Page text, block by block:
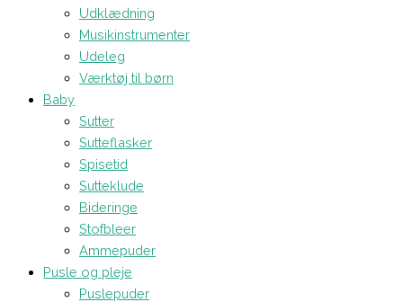
Udklædning
Musikinstrumenter
Udeleg
Værktøj til børn
Baby
Sutter
Sutteflasker
Spisetid
Sutteklude
Bideringe
Stofbleer
Ammepuder
Pusle og pleje
Puslepuder